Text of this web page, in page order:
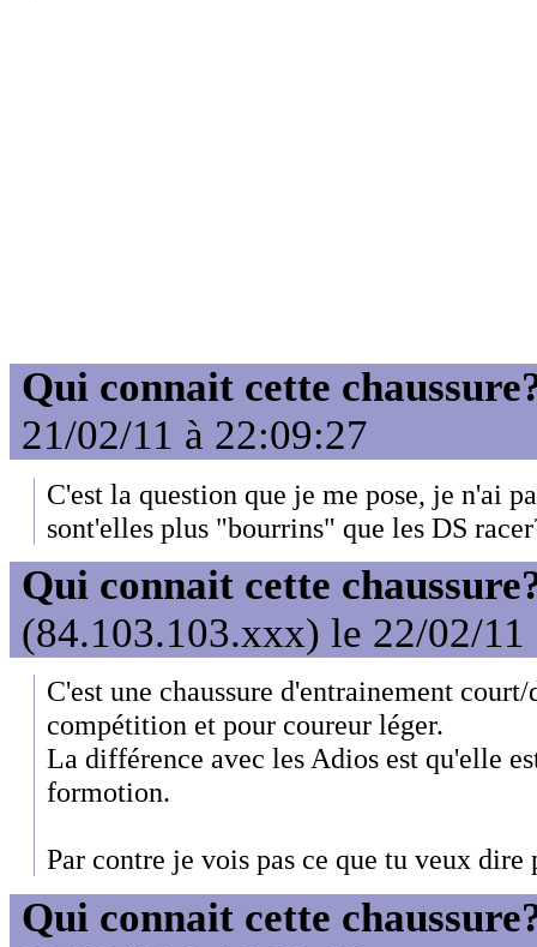
Qui connait cette
21/02/11 à 22:09:27
C'est la question que je me pose, je n'ai
sont'elles plus "bourrins" que les DS
Qui connait cette
(84.103.103.xxx) le 22/02/11
C'est une chaussure d'entrainement
compétition et pour coureur léger.
La différence avec les Adios est qu'elle
formotion.
Par contre je vois pas ce que tu veux
Qui connait cette